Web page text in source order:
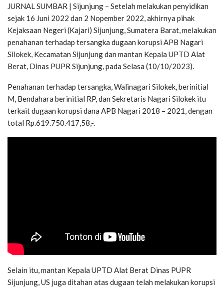
JURNAL SUMBAR | Sijunjung – Setelah melakukan penyidikan
sejak 16 Juni 2022 dan 2 Nopember 2022, akhirnya pihak
Kejaksaan Negeri (Kajari) Sijunjung, Sumatera Barat, melakukan
penahanan terhadap tersangka dugaan korupsi APB Nagari
Silokek, Kecamatan Sijunjung dan mantan Kepala UPTD Alat
Berat, Dinas PUPR Sijunjung, pada Selasa (10/10/2023).
Penahanan terhadap tersangka, Walinagari Silokek, berinitial
M, Bendahara berinitial RP, dan Sekretaris Nagari Silokek itu
terkait dugaan korupsi dana APB Nagari 2018 – 2021, dengan
total Rp.619.750.417,58,-.
Selain itu, mantan Kepala UPTD Alat Berat Dinas PUPR
Sijunjung, US juga ditahan atas dugaan telah melakukan korupsi